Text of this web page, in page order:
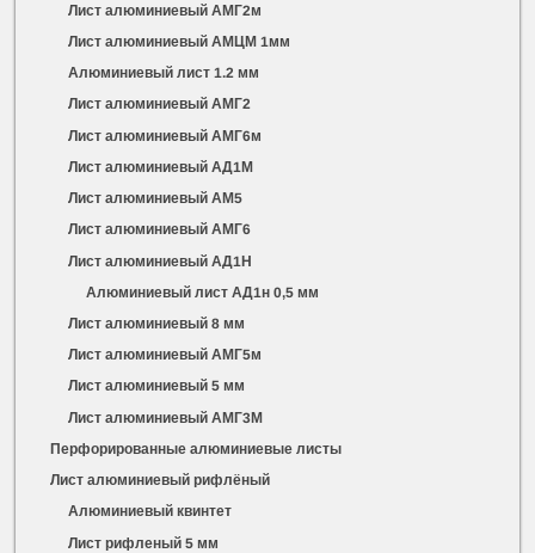
Лист алюминиевый АМГ2м
Лист алюминиевый АМЦМ 1мм
Алюминиевый лист 1.2 мм
Лист алюминиевый АМГ2
Лист алюминиевый АМГ6м
Лист алюминиевый АД1М
Лист алюминиевый АМ5
Лист алюминиевый АМГ6
Лист алюминиевый АД1Н
Алюминиевый лист АД1н 0,5 мм
Лист алюминиевый 8 мм
Лист алюминиевый АМГ5м
Лист алюминиевый 5 мм
Лист алюминиевый АМГ3М
Перфорированные алюминиевые листы
Лист алюминиевый рифлёный
Алюминиевый квинтет
Лист рифленый 5 мм